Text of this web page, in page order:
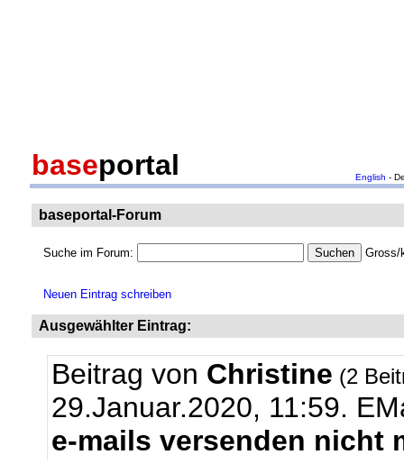
baseportal English -
baseportal-Forum
Suche im Forum: Gross/
Neuen Eintrag schreiben
Ausgewählter Eintrag:
Beitrag von Christine (2
29.Januar.2020, 11:59.
e-mails versenden nicht